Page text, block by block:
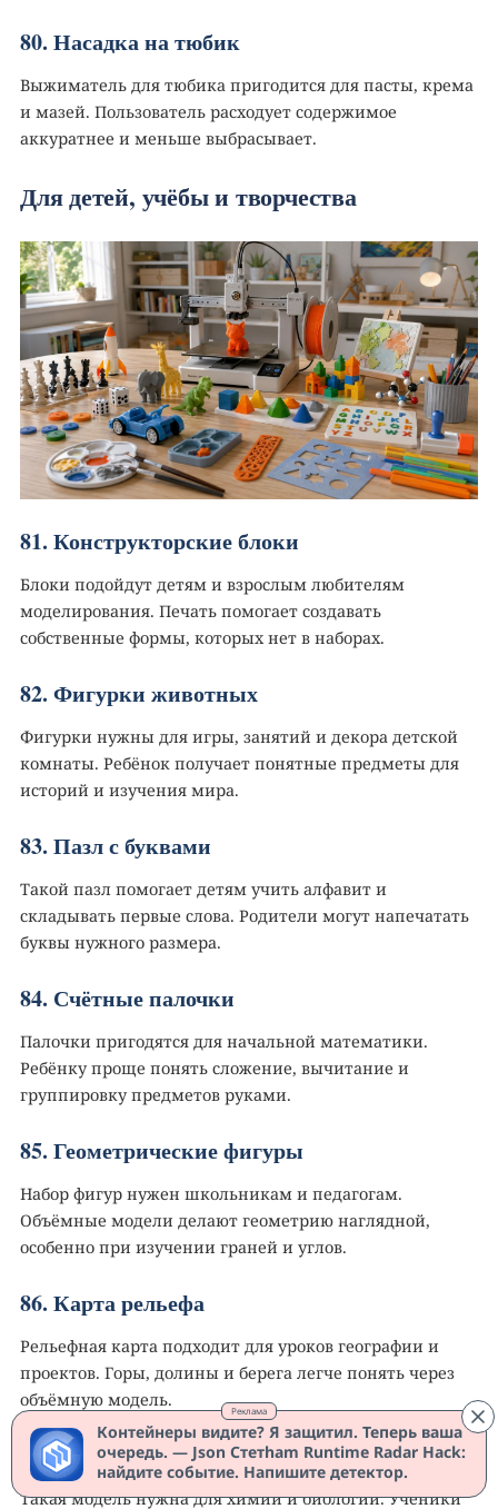
Реклама
Контейнеры видите? Я защитил. Теперь ваша
очередь. — Json Стетham Runtime Radar Hack:
найдите событие. Напишите детектор.
80. Насадка на тюбик
Выжиматель для тюбика пригодится для пасты, крема
и мазей. Пользователь расходует содержимое
аккуратнее и меньше выбрасывает.
Для детей, учёбы и творчества
81. Конструкторские блоки
Блоки подойдут детям и взрослым любителям
моделирования. Печать помогает создавать
собственные формы, которых нет в наборах.
82. Фигурки животных
Фигурки нужны для игры, занятий и декора детской
комнаты. Ребёнок получает понятные предметы для
историй и изучения мира.
83. Пазл с буквами
Такой пазл помогает детям учить алфавит и
складывать первые слова. Родители могут напечатать
буквы нужного размера.
84. Счётные палочки
Палочки пригодятся для начальной математики.
Ребёнку проще понять сложение, вычитание и
группировку предметов руками.
85. Геометрические фигуры
Набор фигур нужен школьникам и педагогам.
Объёмные модели делают геометрию наглядной,
особенно при изучении граней и углов.
86. Карта рельефа️
Рельефная карта подходит для уроков географии и
проектов. Горы, долины и берега легче понять через
объёмную модель.
87. Модель молекулы
Такая модель нужна для химии и биологии. Ученики